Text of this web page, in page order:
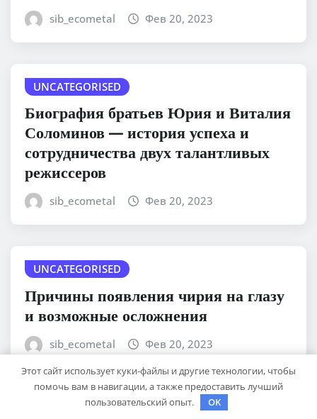
sib_ecometal Фев 20, 2023
UNCATEGORISED
Биография братьев Юрия и Виталия
Соломинов — история успеха и
сотрудничества двух талантливых
режиссеров
sib_ecometal Фев 20, 2023
UNCATEGORISED
Причины появления чирия на глазу
и возможные осложнения
sib_ecometal Фев 20, 2023
Этот сайт использует куки-файлы и другие технологии, чтобы
помочь вам в навигации, а также предоставить лучший
пользовательский опыт.
OK